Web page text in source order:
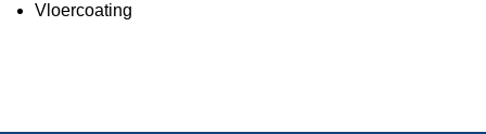
Vloercoating